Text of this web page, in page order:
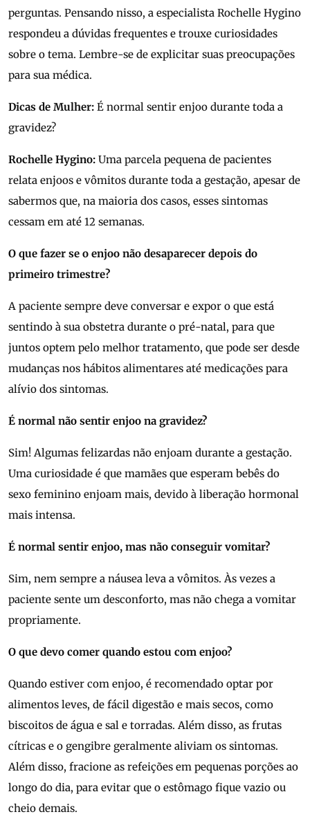
perguntas. Pensando nisso, a especialista Rochelle Hygino
respondeu a dúvidas frequentes e trouxe curiosidades
sobre o tema. Lembre-se de explicitar suas preocupações
para sua médica.
Dicas de Mulher: É normal sentir enjoo durante toda a
gravidez?
Rochelle Hygino: Uma parcela pequena de pacientes
relata enjoos e vômitos durante toda a gestação, apesar de
sabermos que, na maioria dos casos, esses sintomas
cessam em até 12 semanas.
O que fazer se o enjoo não desaparecer depois do
primeiro trimestre?
A paciente sempre deve conversar e expor o que está
sentindo à sua obstetra durante o pré-natal, para que
juntos optem pelo melhor tratamento, que pode ser desde
mudanças nos hábitos alimentares até medicações para
alívio dos sintomas.
É normal não sentir enjoo na gravidez?
Sim! Algumas felizardas não enjoam durante a gestação.
Uma curiosidade é que mamães que esperam bebês do
sexo feminino enjoam mais, devido à liberação hormonal
mais intensa.
É normal sentir enjoo, mas não conseguir vomitar?
Sim, nem sempre a náusea leva a vômitos. Às vezes a
paciente sente um desconforto, mas não chega a vomitar
propriamente.
O que devo comer quando estou com enjoo?
Quando estiver com enjoo, é recomendado optar por
alimentos leves, de fácil digestão e mais secos, como
biscoitos de água e sal e torradas. Além disso, as frutas
cítricas e o gengibre geralmente aliviam os sintomas.
Além disso, fracione as refeições em pequenas porções ao
longo do dia, para evitar que o estômago fique vazio ou
cheio demais.